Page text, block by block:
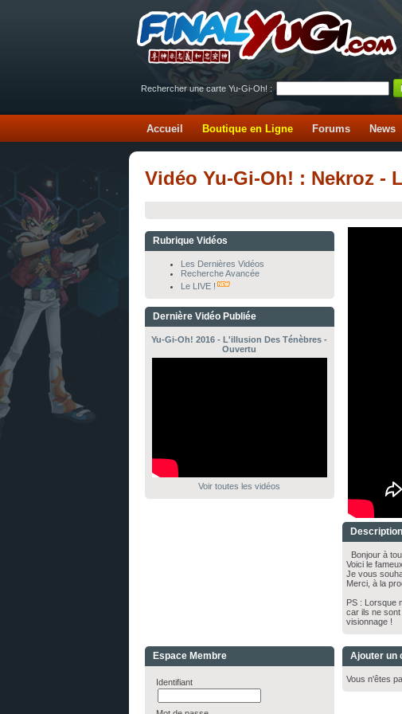
Rechercher une carte Yu-Gi-Oh! :
Accueil Boutique en Ligne Forums News
Vidéo Yu-Gi-Oh! : Nekroz -
Rubrique Vidéos
Les Dernières Vidéos
Recherche Avancée
Le LIVE !
Dernière Vidéo Publiée
Yu-Gi-Oh! 2016 - L'illusion Des Ténèbres -
Ouvertu
Voir toutes les vidéos
Bonjour à
Voici le
Je vous
Merci, à la
PS : Lorsque
car ils ne
visionnage !
Espace Membre
Identifiant
Ajouter un
Vous n'êtes